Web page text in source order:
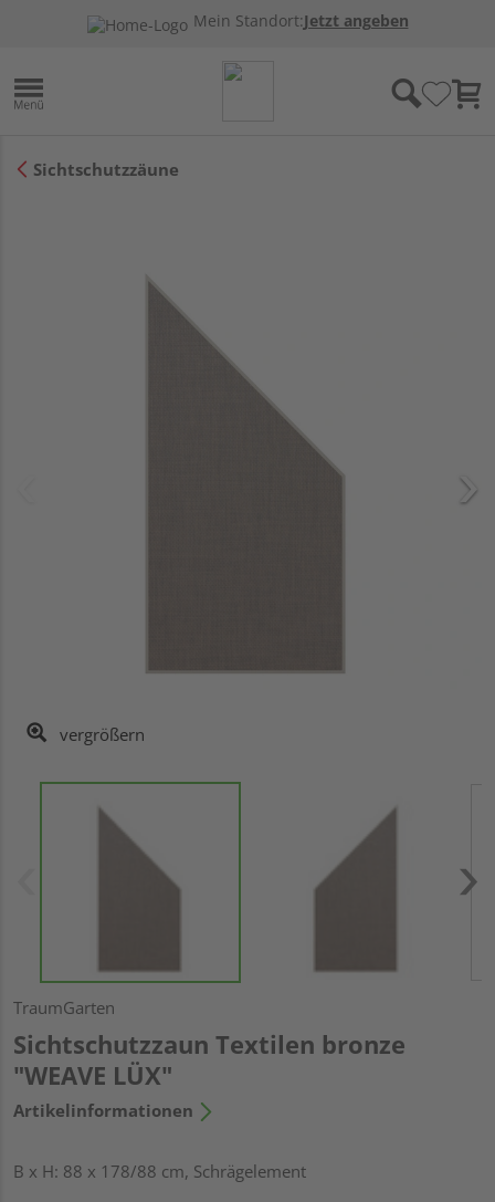
Mein Standort:Jetzt angeben
Sichtschutzzäune
vergrößern
TraumGarten
Sichtschutzzaun Textilen bronze
"WEAVE LÜX"
Artikelinformationen
B x H: 88 x 178/88 cm, Schrägelement